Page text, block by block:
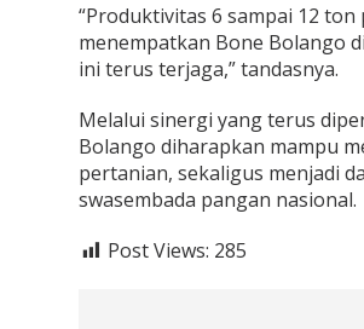
“Produktivitas 6 sampai 12
menempatkan Bone Bolango
ini terus terjaga,” tandasnya.
Melalui sinergi yang terus
Bolango diharapkan mampu
pertanian, sekaligus menjadi
swasembada pangan nasional.
Post Views: 285